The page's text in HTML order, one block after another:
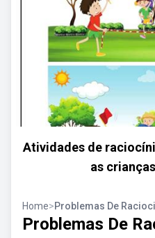
Atividades de
as
Home>Problemas De
Problemas De